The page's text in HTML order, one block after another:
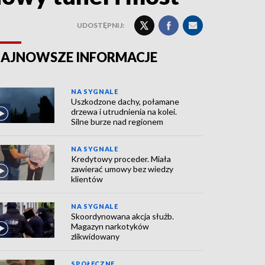
UDOSTĘPNIJ:
INFORMACJE
NA SYGNALE
Uszkodzone dachy, połamane
drzewa i utrudnienia na kolei.
Silne burze nad regionem
NA SYGNALE
Kredytowy proceder. Miała
zawierać umowy bez wiedzy
klientów
NA SYGNALE
Skoordynowana akcja służb.
Magazyn narkotyków
zlikwidowany